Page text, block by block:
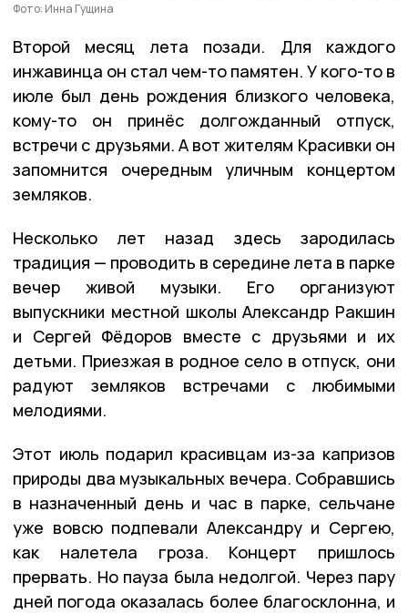
Фото: Инна Гущина
Второй месяц лета позади. Для каждого
инжавинца он стал чем-то памятен. У кого-то в
июле был день рождения близкого человека,
кому-то он принёс долгожданный отпуск,
встречи с друзьями. А вот жителям Красивки он
запомнится очередным уличным концертом
земляков.
Несколько лет назад здесь зародилась
традиция — проводить в середине лета в парке
вечер живой музыки. Его организуют
выпускники местной школы Александр Ракшин
и Сергей Фёдоров вместе с друзьями и их
детьми. Приезжая в родное село в отпуск, они
радуют земляков встречами с любимыми
мелодиями.
Этот июль подарил красивцам из-за капризов
природы два музыкальных вечера. Собравшись
в назначенный день и час в парке, сельчане
уже вовсю подпевали Александру и Сергею,
как налетела гроза. Концерт пришлось
прервать. Но пауза была недолгой. Через пару
дней погода оказалась более благосклонна, и